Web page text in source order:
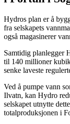
Hydros plan er å
fra selskapets
også magasinerer
Samtidig planlegger
til 140 millioner
senke laveste
Ved å pumpe vann
Ilvatn, kan Hydro
selskapet utnytte
totalproduksjonen i